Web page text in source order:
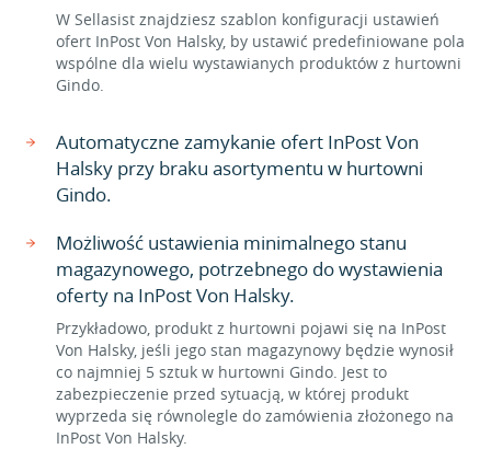
W Sellasist znajdziesz szablon konfiguracji ustawień
ofert InPost Von Halsky, by ustawić predefiniowane pola
wspólne dla wielu wystawianych produktów z hurtowni
Gindo.
Automatyczne zamykanie ofert InPost Von
Halsky przy braku asortymentu w hurtowni
Gindo.
Możliwość ustawienia minimalnego stanu
magazynowego, potrzebnego do wystawienia
oferty na InPost Von Halsky.
Przykładowo, produkt z hurtowni pojawi się na InPost
Von Halsky, jeśli jego stan magazynowy będzie wynosił
co najmniej 5 sztuk w hurtowni Gindo. Jest to
zabezpieczenie przed sytuacją, w której produkt
wyprzeda się równolegle do zamówienia złożonego na
InPost Von Halsky.